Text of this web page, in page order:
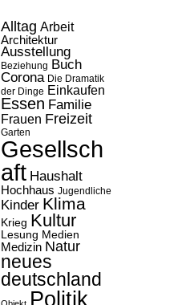
Alltag Arbeit
Architektur
Ausstellung
Beziehung Buch
Corona Die Dramatik
der Dinge Einkaufen
Essen Familie
Frauen Freizeit
Garten
Gesellsch
aft Haushalt
Hochhaus Jugendliche
Kinder Klima
Krieg Kultur
Lesung Medien
Medizin Natur
neues
deutschland
Politik